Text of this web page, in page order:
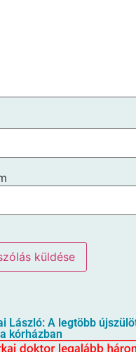
László: A legtöbb
kórházban